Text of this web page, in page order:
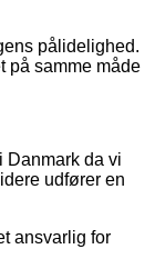
pålidelighed.
på samme måde
Danmark da vi
udfører en
ansvarlig for